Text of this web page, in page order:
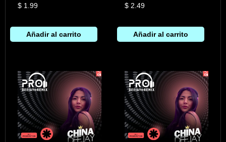
$1.99
Añadir al carrito
$ 2.49
Añadir al carrito